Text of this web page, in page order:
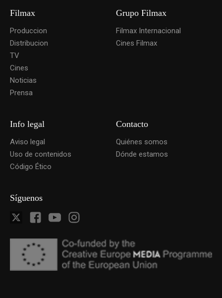
Filmax
Produccion
Distribucion
TV
Cines
Noticias
Prensa
Grupo Filmax
Filmax Internacional
Cines Filmax
Info legal
Aviso legal
Uso de contenidos
Código Ético
Contacto
Quiénes somos
Dónde estamos
Síguenos